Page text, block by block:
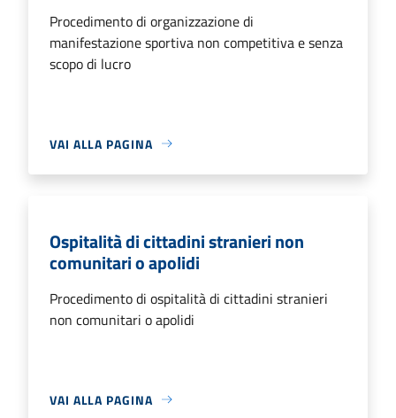
Procedimento di organizzazione di
manifestazione sportiva non competitiva e senza
scopo di lucro
VAI ALLA PAGINA
Ospitalità di cittadini stranieri non
comunitari o apolidi
Procedimento di ospitalità di cittadini stranieri
non comunitari o apolidi
VAI ALLA PAGINA